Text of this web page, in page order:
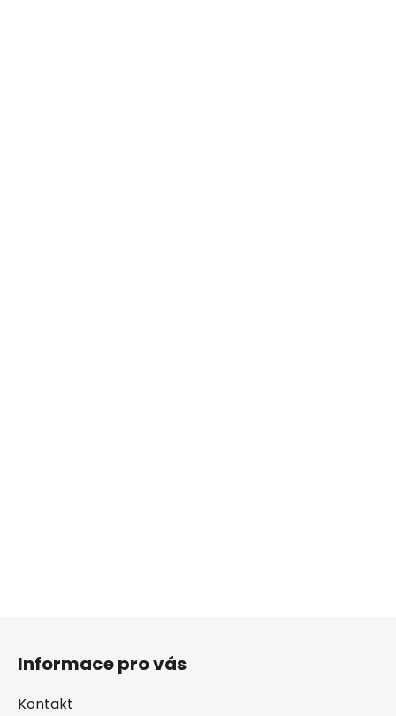
Informace pro vás
Kontakt